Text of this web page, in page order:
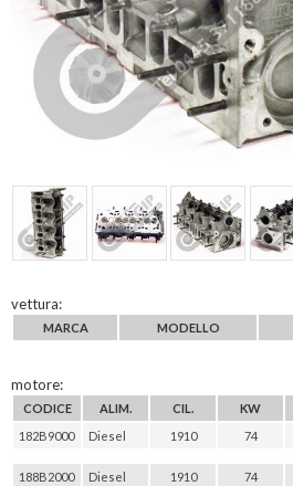
vettura:
MARCA MODELLO
motore:
CODICE ALIM. CIL. KW
182B9000
Diesel 1910 74
188B2000 Diesel 1910 74